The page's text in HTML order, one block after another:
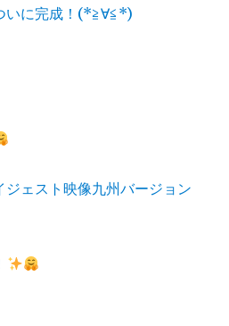
いに完成！(*≧∀≦*)
ジェスト映像九州バージョン